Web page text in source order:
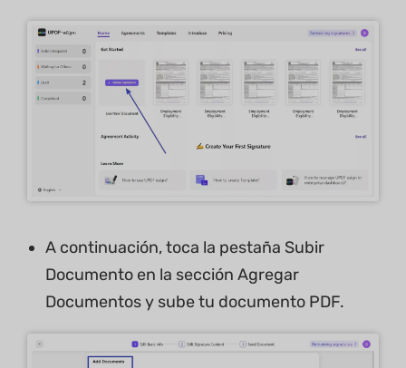
A continuación, toca la pestaña Subir
Documento en la sección Agregar
Documentos y sube tu documento PDF.